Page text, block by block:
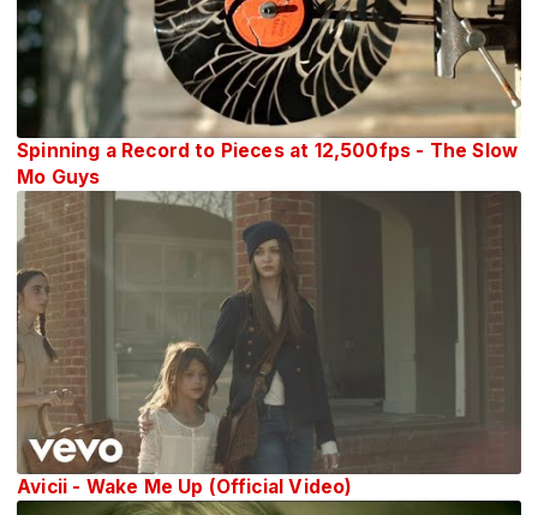
Spinning a Record to Pieces at 12,500fps - The Slow
Mo Guys
Avicii - Wake Me Up (Official Video)